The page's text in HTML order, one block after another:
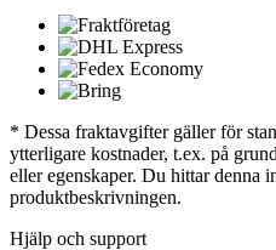
* Dessa fraktavgifter gäller för
ytterligare kostnader, t.ex. på
eller egenskaper. Du hittar denna
produktbeskrivningen.
Hjälp och support